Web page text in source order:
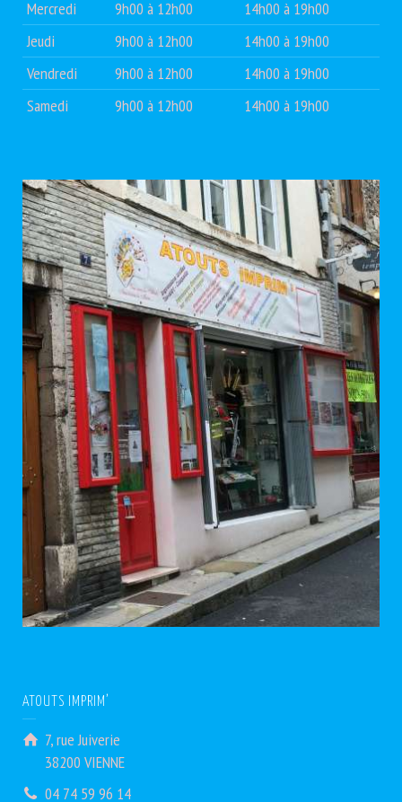
Mercredi
9h00 à 12h00
14h00 à 19h00
Jeudi
9h00 à 12h00
14h00 à 19h00
Vendredi
9h00 à 12h00
14h00 à 19h00
Samedi
9h00 à 12h00 14h00 à 19h00
ATOUTS IMPRIM’
7, rue Juiverie
38200 VIENNE
04 74 59 96 14